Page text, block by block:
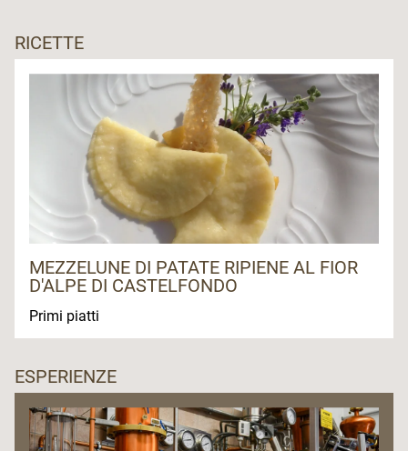
RICETTE
MEZZELUNE DI PATATE RIPIENE AL FIOR
D'ALPE DI CASTELFONDO
Primi piatti
ESPERIENZE